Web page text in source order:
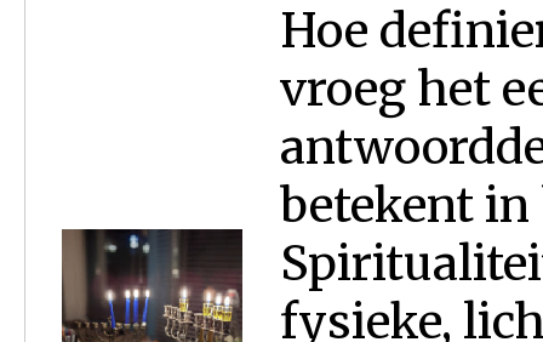
Hoe
vroeg het
betekent in
fysieke,